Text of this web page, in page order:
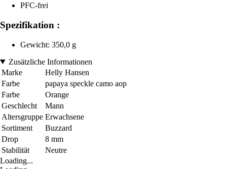
PFC-frei
Spezifikation :
Gewicht: 350,0 g
Zusätzliche Informationen
Marke
Helly Hansen
Farbe
papaya speckle camo aop
Farbe
Orange
Geschlecht
Mann
Altersgruppe Erwachsene
Sortiment
Buzzard
Drop
8 mm
Stabilität
Neutre
Loading...